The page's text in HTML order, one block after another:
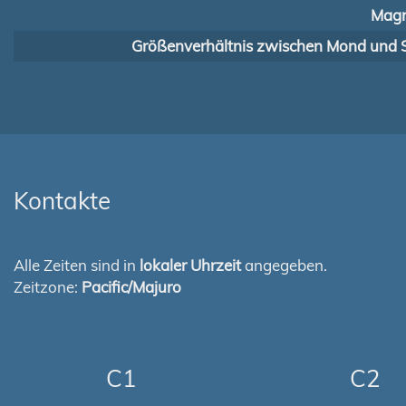
Größenverhältnis zwischen Mond und
Kontakte
Alle Zeiten sind in lokaler Uhrzeitangegeben.
Zeitzone: Pacific/Majuro
C1 C2